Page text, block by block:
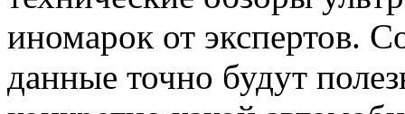
иномарок от экспертов.
данные точно будут